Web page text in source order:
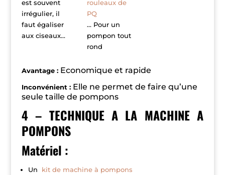
est souvent
irrégulier, il
faut égaliser
aux ciseaux...
... Pour un
pompon tout
rond
Avantage : Economique et rapide
Inconvénient : Elle ne permet de faire qu’une
seule taille de pompons
4 – TECHNIQUE A LA MACHINE A
POMPONS
Matériel :
Un kit de machine à pompons